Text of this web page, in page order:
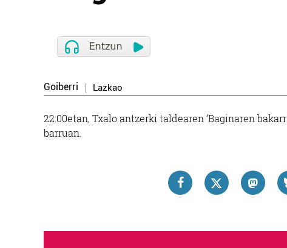
Goiberri Lazkao
22:00etan, Txalo antzerki taldearen ‘Baginaren
barruan.